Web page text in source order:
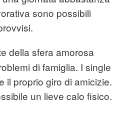
sono possibili
della sfera amorosa
di famiglia. I single
il proprio giro di amicizie.
un lieve calo fisico.